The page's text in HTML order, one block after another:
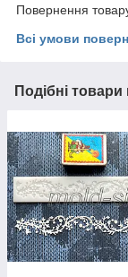
Повернення
Всі умови
Подібні товари